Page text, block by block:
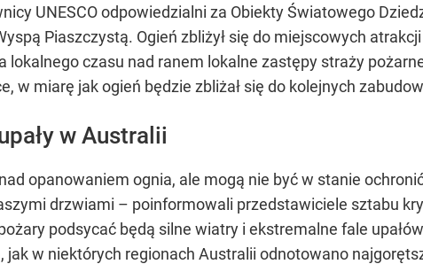
UNESCO odpowiedzialni za Obiekty Światowego
Piaszczystą. Ogień zbliżył się do miejscowych
lokalnego czasu nad ranem lokalne zastępy straży
w miarę jak ogień będzie zbliżał się do kolejnych
w Australii
opanowaniem ognia, ale mogą nie być w stanie
drzwiami – poinformowali przedstawiciele sztabu
podsycać będą silne wiatry i ekstremalne fale
jak w niektórych regionach Australii odnotowano